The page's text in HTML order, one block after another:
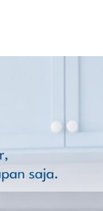
pilih mesin untuk c
karena ha
mesin fokus unt
cycle ke-3
voltase listrik In